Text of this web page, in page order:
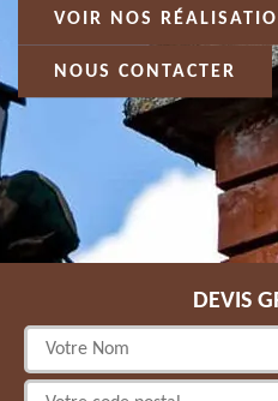
VOIR NOS
NOUS CONTACTER
DEVIS